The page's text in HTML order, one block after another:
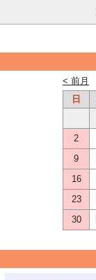
< 前月
日
2
9
16
23
30